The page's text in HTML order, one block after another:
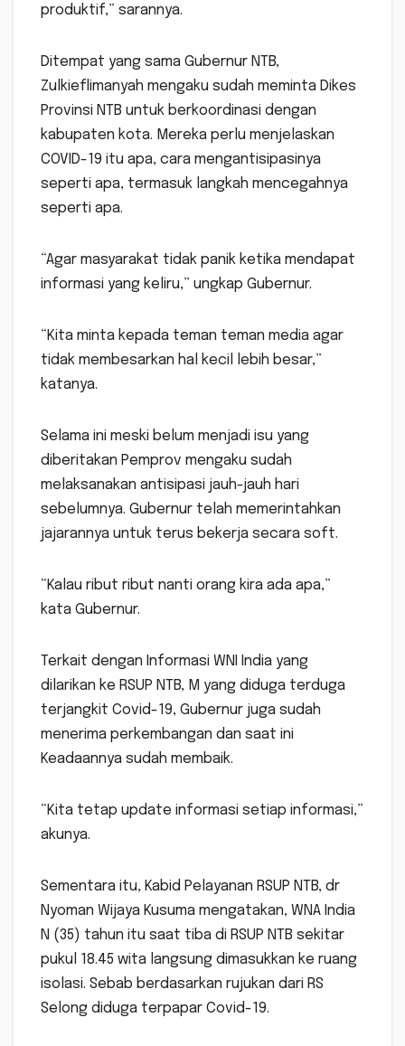
produktif,” sarannya.
Ditempat yang sama Gubernur NTB,
Zulkieflimanyah mengaku sudah meminta Dikes
Provinsi NTB untuk berkoordinasi dengan
kabupaten kota. Mereka perlu menjelaskan
COVID-19 itu apa, cara mengantisipasinya
seperti apa, termasuk langkah mencegahnya
seperti apa.
“Agar masyarakat tidak panik ketika mendapat
informasi yang keliru,” ungkap Gubernur.
“Kita minta kepada teman teman media agar
tidak membesarkan hal kecil lebih besar,”
katanya.
Selama ini meski belum menjadi isu yang
diberitakan Pemprov mengaku sudah
melaksanakan antisipasi jauh-jauh hari
sebelumnya. Gubernur telah memerintahkan
jajarannya untuk terus bekerja secara soft.
“Kalau ribut ribut nanti orang kira ada apa,”
kata Gubernur.
Terkait dengan Informasi WNI India yang
dilarikan ke RSUP NTB, M yang diduga terduga
terjangkit Covid-19, Gubernur juga sudah
menerima perkembangan dan saat ini
Keadaannya sudah membaik.
“Kita tetap update informasi setiap informasi,”
akunya.
Sementara itu, Kabid Pelayanan RSUP NTB, dr
Nyoman Wijaya Kusuma mengatakan, WNA India
N (35) tahun itu saat tiba di RSUP NTB sekitar
pukul 18.45 wita langsung dimasukkan ke ruang
isolasi. Sebab berdasarkan rujukan dari RS
Selong diduga terpapar Covid-19.